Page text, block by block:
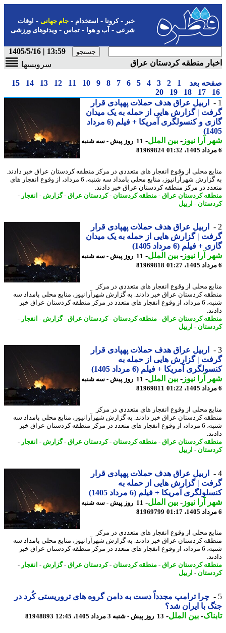
-کرونا-استخدام- جام جهانی-اوقات
شرعی-آب و هوا-تماس-ویدئوهای ورزشی
13:59 | 1405/5/16
منطقه کردستان عراق
سرویسها
بعد 1
2
3
4
5
6
7
8
9
10
11
12
13
14
15
17
18
19
20
اربیل عراق هدف حملات پهپادی قرار
| گزارش هایی از حمله به یک میدان
گازی و کنسولگری آمریکا + فیلم (6 مرداد
آرا نیوز-بین الملل-
11 روز پیش - سه شنبه
81969824
محلی از وقوع انفجار های متعددی در مرکز منطقه کردستان عراق خبر دادند.
به گزارش شهرآرانیوز، منابع محلی بامداد سه شنبه، 6 مرداد، از وقوع انفجار های
در مرکز منطقه کردستان عراق خبر دادند.
کردستان عراق- منطقه کردستان-کردستان عراق- گزارش -انفجار-
-اربیل
اربیل عراق هدف حملات پهپادی قرار
| گزارش هایی از حمله به یک میدان
فیلم (6 مرداد 1405)
آرا نیوز-بین الملل-
11 روز پیش - سه شنبه
81969818
محلی از وقوع انفجار های متعددی در مرکز
کردستان عراق خبر دادند. به گزارش شهرآرانیوز، منابع محلی بامداد سه
شنبه، 6 مرداد، از وقوع انفجار های متعدد در مرکز منطقه کردستان عراق خبر
کردستان عراق- منطقه کردستان-کردستان عراق- گزارش -انفجار-
-اربیل
اربیل عراق هدف حملات پهپادی قرار
| گزارش هایی از حمله به
آمریکا + فیلم (6 مرداد 1405)
آرا نیوز-بین الملل-
11 روز پیش - سه شنبه
81969811
محلی از وقوع انفجار های متعددی در مرکز
کردستان عراق خبر دادند. به گزارش شهرآرانیوز، منابع محلی بامداد سه
شنبه، 6 مرداد، از وقوع انفجار های متعدد در مرکز منطقه کردستان عراق خبر
کردستان عراق- منطقه کردستان-کردستان عراق- گزارش -انفجار-
-اربیل
اربیل عراق هدف حملات پهپادی قرار
| گزارش هایی از حمله به
آمریکا + فیلم (6 مرداد 1405)
آرا نیوز-بین الملل-
11 روز پیش - سه شنبه
81969799
محلی از وقوع انفجار های متعددی در مرکز
کردستان عراق خبر دادند. به گزارش شهرآرانیوز، منابع محلی بامداد سه
شنبه، 6 مرداد، از وقوع انفجار های متعدد در مرکز منطقه کردستان عراق خبر
کردستان عراق- منطقه کردستان-کردستان عراق- گزارش -انفجار-
-اربیل
چرا ترامپ مجدداً دست به دامن گروه های تروریستی کُرد در
با ایران شد؟
-بین الملل-13 روز پیش - شنبه 3 مرداد 1405، 12:45 81948893